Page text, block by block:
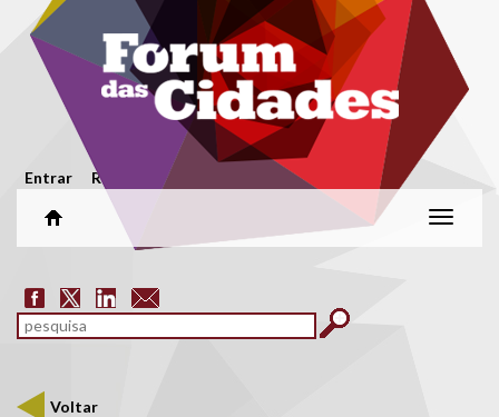
Passar para o conteúdo principal
Menu secundário
Entrar Registar
Alterar
Formulário de pesquisa
pesquisar
Voltar